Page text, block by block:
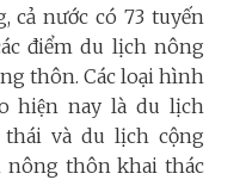
cả nước có 73 tuyến
điểm du lịch nông
thôn. Các loại hình
hiện nay là du lịch
và du lịch cộng
nông thôn khai thác